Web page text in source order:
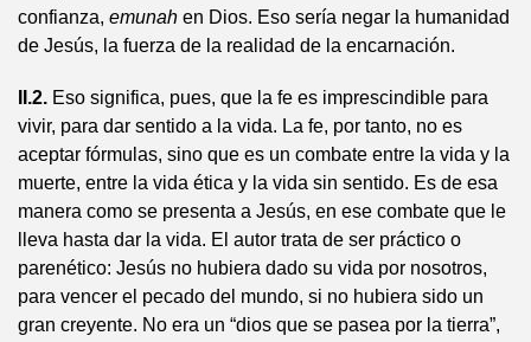
confianza, emunah en Dios. Eso sería negar la humanidad
de Jesús, la fuerza de la realidad de la encarnación.
II.2. Eso significa, pues, que la fe es imprescindible para
vivir, para dar sentido a la vida. La fe, por tanto, no es
aceptar fórmulas, sino que es un combate entre la vida y la
muerte, entre la vida ética y la vida sin sentido. Es de esa
manera como se presenta a Jesús, en ese combate que le
lleva hasta dar la vida. El autor trata de ser práctico o
parenético: Jesús no hubiera dado su vida por nosotros,
para vencer el pecado del mundo, si no hubiera sido un
gran creyente. No era un “dios que se pasea por la tierra”,